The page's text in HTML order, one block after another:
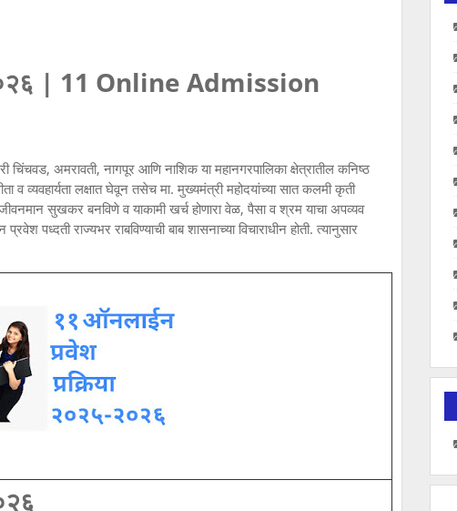
| 11 Online Admission
अमरावती, नागपूर आणि नाशिक या महानगरपालिका क्षेत्रातील कनिष्ठ
व व्यवहार्यता लक्षात घेवून तसेच मा. मुख्यमंत्री महोदयांच्या सात कलमी कृती
जीवनमान सुखकर बनविणे व याकामी खर्च होणारा वेळ, पैसा व श्रम याचा अपव्यव
पध्दती राज्यभर राबविण्याची बाब शासनाच्या विचाराधीन होती. त्यानुसार